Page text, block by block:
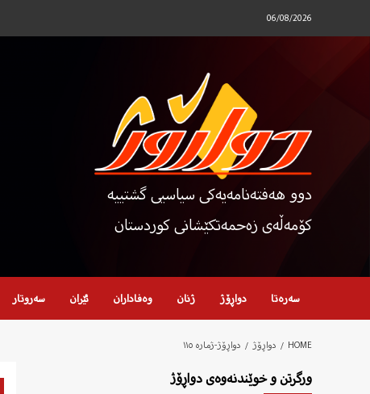
06/08/2026
دوو هەفتەنامەیەکی سیاسیی گشتییە
کۆمەڵەی زەحمەتکێشانی کوردستان
سەرەتا دواڕۆژ ژنان وەفاداران ئێران سەروتار
HOME دواڕۆژ دواڕۆژ-ژمارە ١١٥
ورگرتن و خوێندنەوەی دواڕۆژ